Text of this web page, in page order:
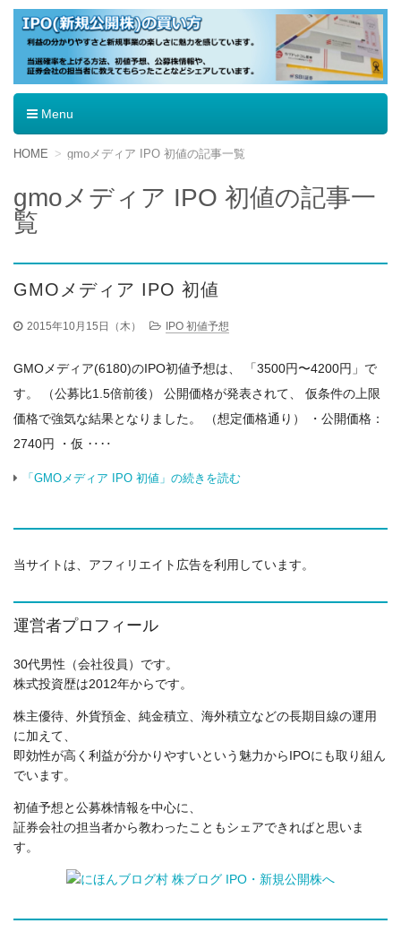
IPO（新規公開株）の買い方
Menu
コ
ン
ツ
へ
HOME gmoメディア IPO 初値の記事一覧
gmoメディア IPO 初値の記事一
覧
GMOメディア IPO 初値
2015年10月15日（木） IPO 初値予想
GMOメディア(6180)のIPO初値予想は、 「3500円〜4200円」で
す。 （公募比1.5倍前後） 公開価格が発表されて、 仮条件の上限
価格で強気な結果となりました。 （想定価格通り） ・公開価格：
2740円 ・仮 ‥‥
「GMOメディア IPO 初値」の続きを読む
当サイトは、アフィリエイト広告を利用しています。
運営者プロフィール
30代男性（会社役員）です。
株式投資歴は2012年からです。
株主優待、外貨預金、純金積立、海外積立などの長期目線の運用
に加えて、
即効性が高く利益が分かりやすいという魅力からIPOにも取り組ん
でいます。
初値予想と公募株情報を中心に、
証券会社の担当者から教わったこともシェアできればと思いま
す。